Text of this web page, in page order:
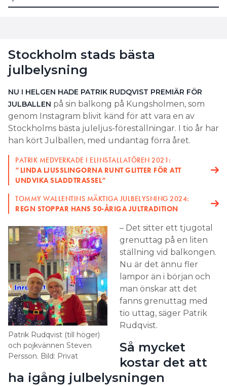
kostar. Vitvaror och köksapparater drar också
mycket energi, såsom ugn, spis, dammsugare och
tvättmaskin. Det är dessa saker man borde lägga
fokus på om man är orolig för höga elräkningar.
MED EFFEKTTARIFFER BASERAS ELRÄKNINGENpå de
högsta effekttopparna under månaden. Har man
igång flera apparater samtidigt, som exempelvis
ugnen och tvättmaskinen, och laddar elbilen på
samma gång riskerar man att få en hög effekttopp.
Bör man hålla sig från att dra igång julbelysningen
– Just själva julbelysningen är en liten last och
påverkar inte effekttarifferna så mycket. Utan det
är snarare större laster som elbilsladdning och
uppvärmning, men också större vitvaror, som gör
att effekttopparna blir höga. Allt bidrar till
slutkostnaden, men i sammanhanget är det stor
skillnad på julbelysning och uppvärmning.
Samtidigt räknas varje kilowatt, så har man
belysning tänd mitt i natten utan att behöva det är
det bra att släcka den.
LÄS OCKSÅ:
TOMMY WALLENTIN: ”JULBELYSNING SKA HA EN EGEN
JORDFELSBRYTARE”
Stockholm stads bästa
julbelysning
NU I HELGEN HADE PATRIK RUDQVIST PREMIÄR FÖR
JULBALLEN på sin balkong på Kungsholmen, som
genom Instagram blivit känd för att vara en av
Stockholms bästa juleljus-föreställningar. I tio år har
han kört Julballen, med undantag förra året.
PATRIK MEDVERKADE I ELINSTALLATÖREN 2021:
”LINDA LJUSSLINGORNA RUNT GLITTER FÖR ATT
UNDVIKA SLADDTRASSEL”
TOMMY WALLENTINS MÄKTIGA JULBELYSNING 2024:
REGN STOPPAR HANS 50-ÅRIGA JULTRADITION
Patrik Rudqvist (till höger)
och pojkvännen Steven
Persson. Bild: Privat
– Det sitter ett tjugotal
grenuttag på en liten
ställning vid balkongen.
Nu är det ännu fler
lampor än i början och
man önskar att det
fanns grenuttag med
tio uttag, säger Patrik
Rudqvist.
Så mycket
kostar det att
ha igång julbelysningen